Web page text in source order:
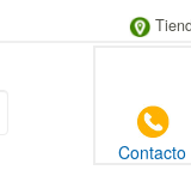
Contacto